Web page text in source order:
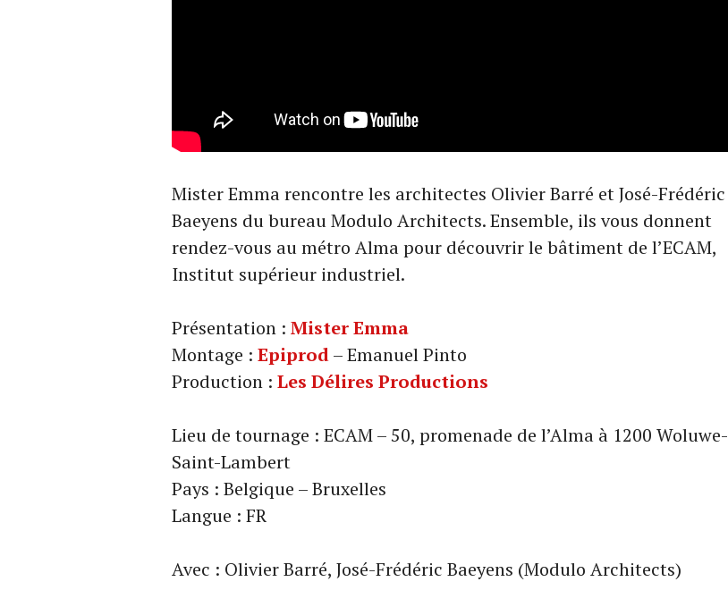
Mister Emma rencontre les architectes Olivier Barré et José-Frédéric
Baeyens du bureau Modulo Architects. Ensemble, ils vous donnent
rendez-vous au métro Alma pour découvrir le bâtiment de l’ECAM,
Institut supérieur industriel.
Présentation : Mister Emma
Montage : Epiprod– Emanuel Pinto
Production : Les Délires Productions
Lieu de tournage : ECAM – 50, promenade de l’Alma à 1200 Woluwe-
Saint-Lambert
Pays : Belgique – Bruxelles
Langue : FR
Avec : Olivier Barré, José-Frédéric Baeyens (Modulo Architects)